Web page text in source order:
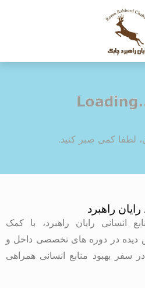
لطفا کمی صبر کنید.
راهبرد
انسانی رایان راهبرد، با کمک
دیده در دوره های تخصصی داخل و
سفر بهبود منابع انسانی همراهی